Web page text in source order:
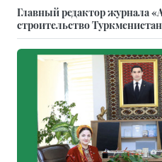
Главный редактор журнала
строительство